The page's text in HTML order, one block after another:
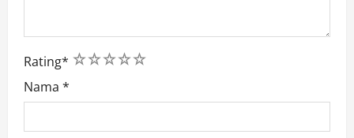
Rating* 5
4
3
2
1
Nama *